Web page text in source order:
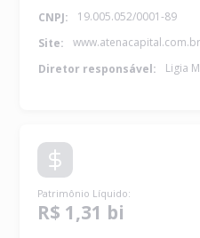
CNPJ:
19.005.052/0001-89
Site:
www.atenacapital.com.br
Diretor responsável:
Ligia
Patrimônio Líquido:
R$ 1,31 bi